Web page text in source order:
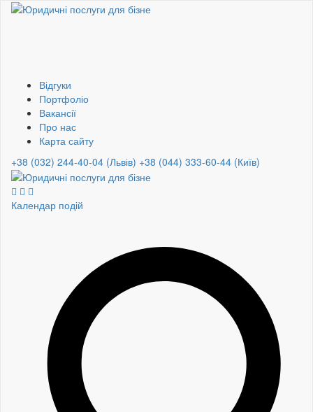
Відгуки
Портфоліо
Вакансії
Про нас
Карта сайту
+38 (032) 244-40-04 (Львів) +38 (044) 333-60-44 (Київ)
Календар подій